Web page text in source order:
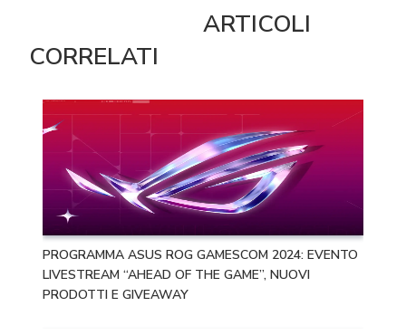
ARTICOLI
CORRELATI
PROGRAMMA ASUS ROG GAMESCOM 2024: EVENTO
LIVESTREAM “AHEAD OF THE GAME”, NUOVI
PRODOTTI E GIVEAWAY